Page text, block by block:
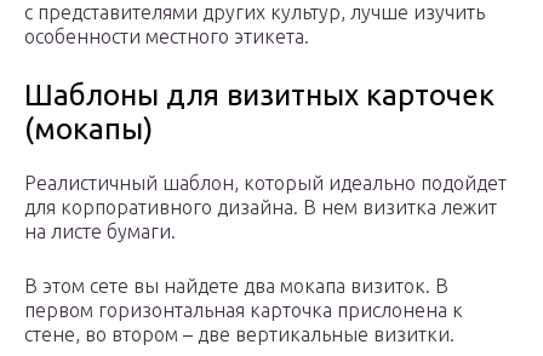
с представителями других культур, лучше изучить
особенности местного этикета.
Шаблоны для визитных карточек
(мокапы)
Реалистичный шаблон, который идеально подойдет
для корпоративного дизайна. В нем визитка лежит
на листе бумаги.
В этом сете вы найдете два мокапа визиток. В
первом горизонтальная карточка прислонена к
стене, во втором – две вертикальные визитки.